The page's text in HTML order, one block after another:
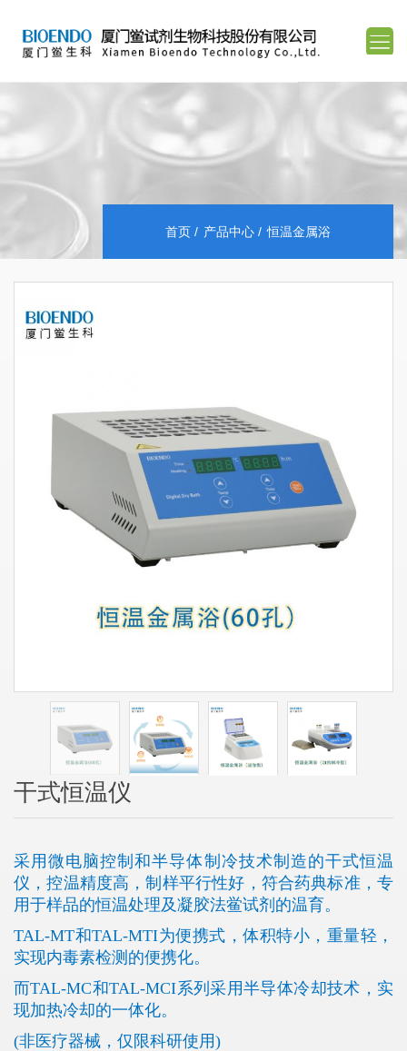
首页 产品中心 恒温金属浴
干式恒温仪
采用微电脑控制和半导体制冷技术制造的干式恒温
仪，控温精度高，制样平行性好，符合药典标准，专
用于样品的恒温处理及凝胶法鲎试剂的温育。
TAL-MT和TAL-MTI为便携式，体积特小，重量轻，
实现内毒素检测的便携化。
而TAL-MC和TAL-MCI系列采用半导体冷却技术，实
现加热冷却的一体化。
(非医疗器械，仅限科研使用)